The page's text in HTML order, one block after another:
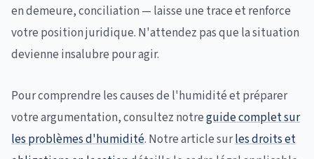
en demeure, conciliation — laisse une trace et renforce
votre position juridique. N'attendez pas que la situation
devienne insalubre pour agir.
Pour comprendre les causes de l'humidité et préparer
votre argumentation, consultez notreguide complet sur
les problèmes d'humidité. Notre article surles droits et